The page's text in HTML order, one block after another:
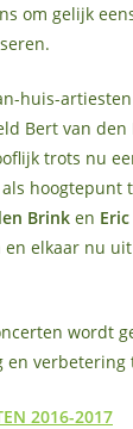
om gelijk
huis-
Bert van den
trots nu
hoogtepunt
Brink en
elkaar nu
wordt
verbetering
2016-2017